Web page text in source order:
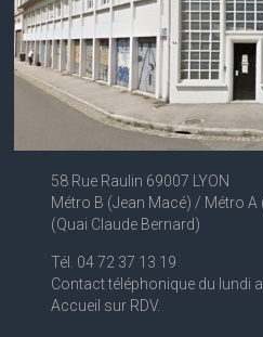
58 Rue Raulin 69007 LYON
Métro B (Jean Macé) / Métro
(Quai Claude Bernard)
Tél. 04 72 37 13 19
Contact téléphonique du lundi
Accueil sur RDV.